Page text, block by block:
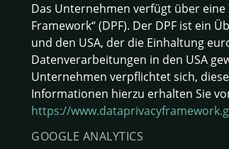
Das Unternehmen verfügt über eine
Framework“ (DPF). Der DPF ist ein
und den USA, der die Einhaltung
Datenverarbeitungen in den USA
Unternehmen verpflichtet sich,
Informationen hierzu erhalten Sie
https://
GOOGLE ANALYTICS